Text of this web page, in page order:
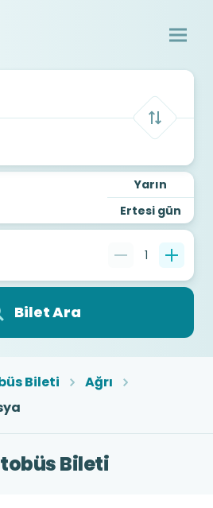
Yarın
Ertesi gün
1
Bilet Ara
Bileti
Ağrı
Bileti